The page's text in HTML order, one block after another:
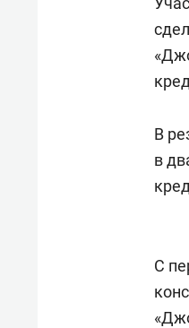
В
в
С
Опыт
природе,
с
состоянием